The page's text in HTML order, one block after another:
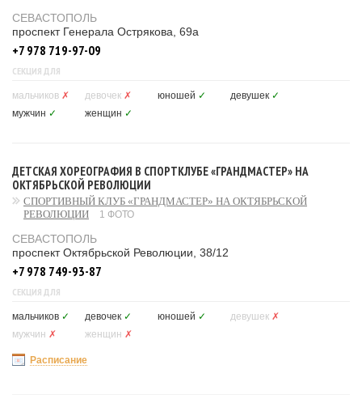
СЕВАСТОПОЛЬ
проспект Генерала Острякова, 69а
+7 978 719-97-09
СЕКЦИЯ ДЛЯ
мальчиков ✗ девочек ✗ юношей ✓ девушек ✓
мужчин ✓ женщин ✓
ДЕТСКАЯ ХОРЕОГРАФИЯ В СПОРТКЛУБЕ «ГРАНДМАСТЕР» НА
ОКТЯБРЬСКОЙ РЕВОЛЮЦИИ
СПОРТИВНЫЙ КЛУБ «ГРАНДМАСТЕР» НА ОКТЯБРЬСКОЙ
РЕВОЛЮЦИИ
1 ФОТО
СЕВАСТОПОЛЬ
проспект Октябрьской Революции, 38/12
+7 978 749-93-87
СЕКЦИЯ ДЛЯ
мальчиков ✓ девочек ✓ юношей ✓ девушек ✗
мужчин ✗ женщин ✗
Расписание